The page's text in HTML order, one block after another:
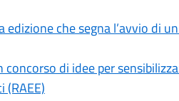
che segna l’avvio di
di idee per